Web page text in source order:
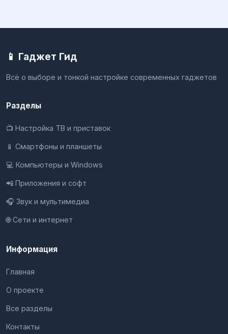
📱 Гаджет Гид
Всё о выборе и тонкой настройке современных гаджетов
Разделы
📺 Настройка ТВ и приставок
📱 Смартфоны и планшеты
💻 Компьютеры и Windows
📲 Приложения и софт
🎧 Звук и мультимедиа
🌐 Сети и интернет
Информация
Главная
О проекте
Все разделы
Контакты